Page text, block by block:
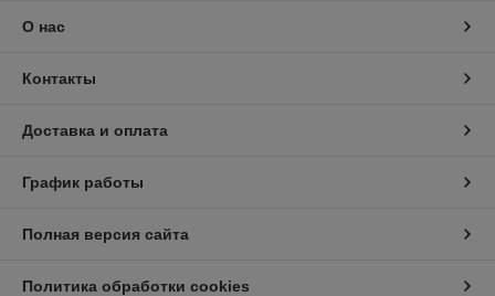
О нас
Контакты
Доставка и оплата
График работы
Полная версия сайта
Политика обработки cookies